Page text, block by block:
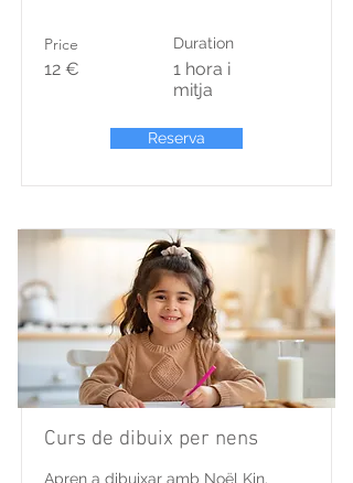
Price
12 €
Duration
1 hora i
mitja
Reserva
Curs de dibuix per nens
Apren a dibuixar amb Noël Kin.